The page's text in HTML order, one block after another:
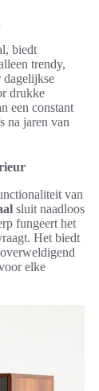
biedt
trendy,
dagelijkse
drukke
een constant
na jaren van
van
sluit naadloos
fungeert het
Het biedt
elke